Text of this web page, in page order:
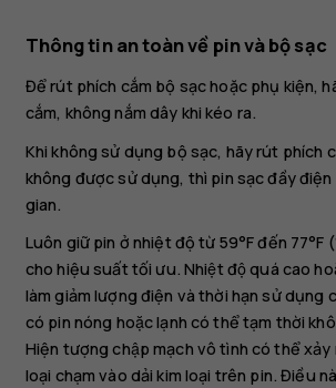
Thông tin an toàn về pin và bộ sạc
Để rút phích cắm bộ sạc hoặc phụ kiện,
cắm, không nắm dây khi kéo ra.
Khi không sử dụng bộ sạc, hãy rút phích
không được sử dụng, thì pin sạc đầy
gian.
Luôn giữ pin ở nhiệt độ từ 59°F đến 77°F
cho hiệu suất tối ưu. Nhiệt độ quá cao
làm giảm lượng điện và thời hạn sử dụng
có pin nóng hoặc lạnh có thể tạm thời
Hiện tượng chập mạch vô tình có thể xảy
loại chạm vào dải kim loại trên pin. Điều